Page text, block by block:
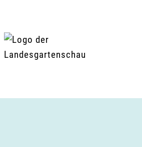
springen